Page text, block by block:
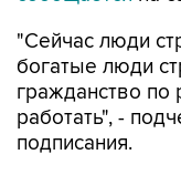
"Сейчас люди
богатые люди
гражданство
работать", -
подписания.